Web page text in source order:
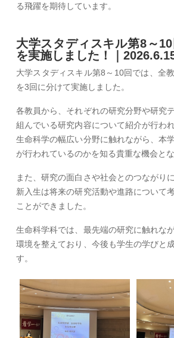
る飛躍を期待しています。
大学スタディスキル第8～
を実施しました！｜
大学スタディスキル第8～10回では、全
を3回に分けて実施しました。
各教員から、それぞれの研究分野や研究
組んでいる研究内容について紹介が行わ
生命科学の幅広い分野に触れながら、本
が行われているのかを知る貴重な機会とな
また、研究の面白さや社会とのつながり
新入生は将来の研究活動や進路について
ことができました。
生命科学科では、最先端の研究に触れな
環境を整えており、今後も学生の学びと
す。